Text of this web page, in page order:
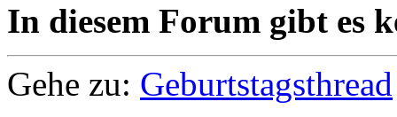
In diesem Forum gibt es
Gehe zu: Geburtstagsthread